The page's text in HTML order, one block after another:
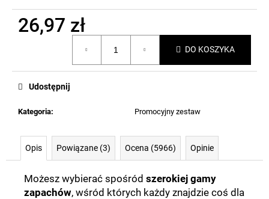
26,97 zł
DO KOSZYKA
Kategoria: Promocyjny zestaw
Udostępnij
Opis Powiązane (3) Ocena (5966) Opinie
Możesz wybierać spośród szerokiej gamy
zapachów, wśród których każdy znajdzie coś dla